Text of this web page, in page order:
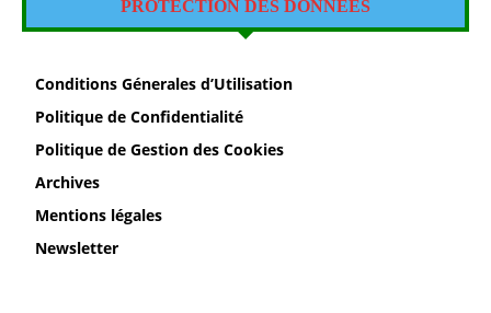
PROTECTION DES DONNÉES
Conditions Génerales d’Utilisation
Politique de Confidentialité
Politique de Gestion des Cookies
Archives
Mentions légales
Newsletter